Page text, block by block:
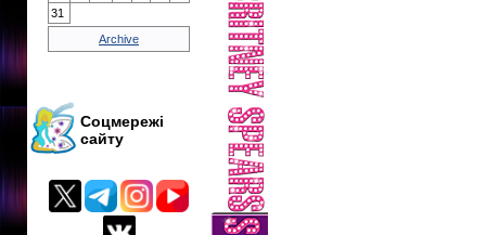
31
Archive
Соцмережі
сайту